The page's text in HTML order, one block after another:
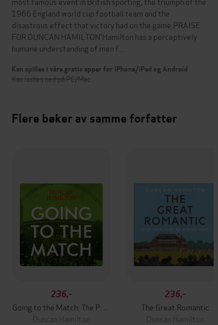
1966 England world cup football team and the
disastrous effect that victory had on the game.PRAISE
FOR DUNCAN HAMILTON'Hamilton has a perceptively
humane understanding of men f…
Kan spilles i våre gratis apper for iPhone/iPad og Android
Kan lastes ned på PC/Mac
Flere bøker av samme forfatter
236,-
Duncan Hamilton
236,-
The Great Romantic
Duncan Hamilton